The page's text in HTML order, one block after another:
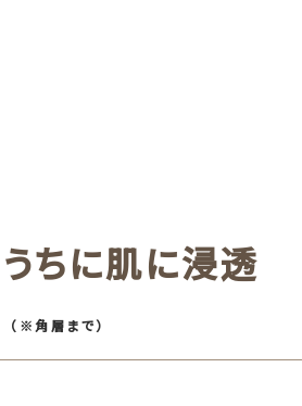
ちに肌に浸透
（※角層まで）